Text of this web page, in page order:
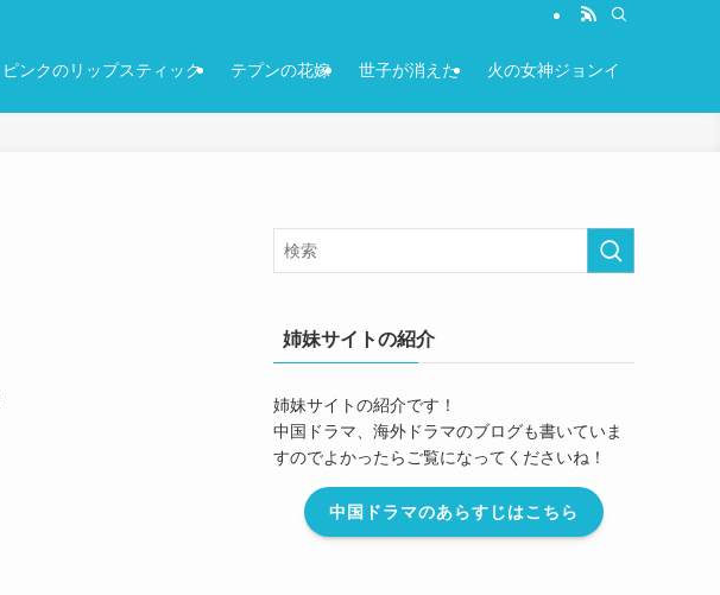
ピンクのリップスティック テプンの花嫁 世子が消えた 火の女神ジョンイ
姉妹サイトの紹介
姉妹サイトの紹介です！
中国ドラマ、海外ドラマのブログも書いていま
すのでよかったらご覧になってくださいね！
中国ドラマのあらすじはこちら